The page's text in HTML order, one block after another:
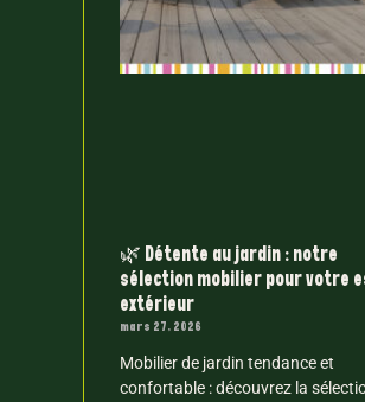
🌿 Détente au jardin : notre
sélection mobilier pour votre
extérieur
mars 27, 2026
Mobilier de jardin tendance et
confortable : découvrez la